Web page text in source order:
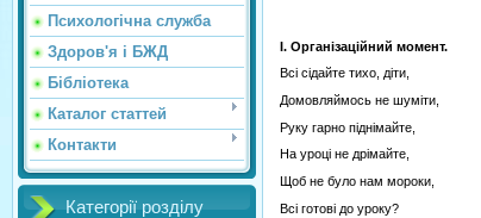
Психологічна служба
Здоров'я і БЖД
Бібліотека
Каталог статтей
Контакти
Категорії розділу
І. Організаційний момент.
Всі сідайте тихо, діти,
Домовляймось не шуміти,
Руку гарно піднімайте,
На уроці не дрімайте,
Щоб не було нам мороки,
Всі готові до уроку?